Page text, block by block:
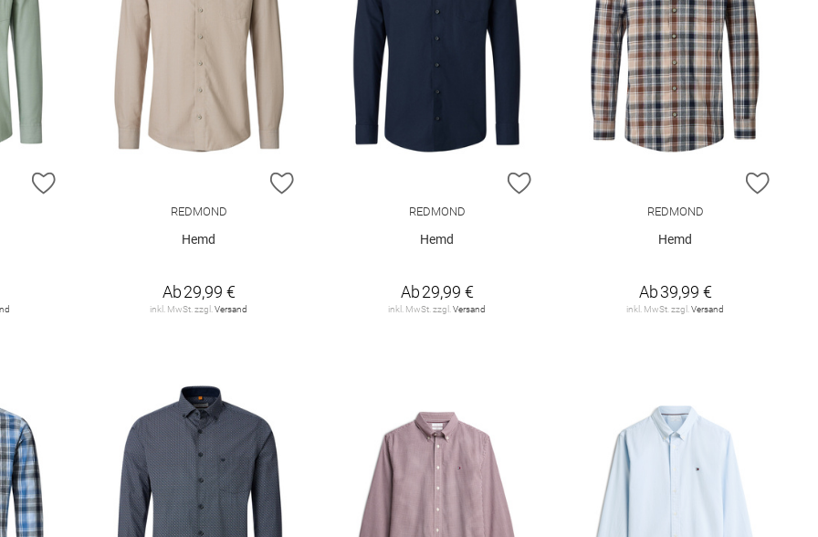
ZUR WUNSCHLISTE HINZUFÜGEN ZUR WUNSCHLISTE HINZUFÜGEN
REDMOND
Hemd
Ab29,99 €
inkl. MwSt. zzgl.Versand
REDMOND
Hemd
Ab29,99 €
inkl. MwSt. zzgl.Versand
ZUR
REDMOND
Hemd
Ab39,99 €
inkl. MwSt. zzgl.Versand